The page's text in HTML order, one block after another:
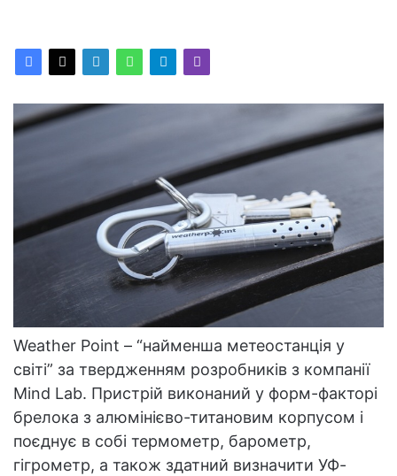
Weather Point – “найменша метеостанція у
світі” за твердженням розробників з компанії
Mind Lab. Пристрій виконаний у форм-факторі
брелока з алюмінієво-титановим корпусом і
поєднує в собі термометр, барометр,
гігрометр, а також здатний визначити УФ-